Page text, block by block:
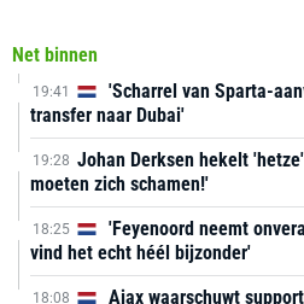
Net binnen
19:41
'Scharrel van Sparta-
transfer naar Dubai'
19:28 Johan Derksen hekelt
moeten zich schamen!'
18:25
'Feyenoord neemt
vind het echt héél bijzonder'
18:08 Ajax waarschuwt